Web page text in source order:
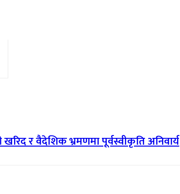
खरिद र वैदेशिक भ्रमणमा पूर्वस्वीकृति अनिवार्य